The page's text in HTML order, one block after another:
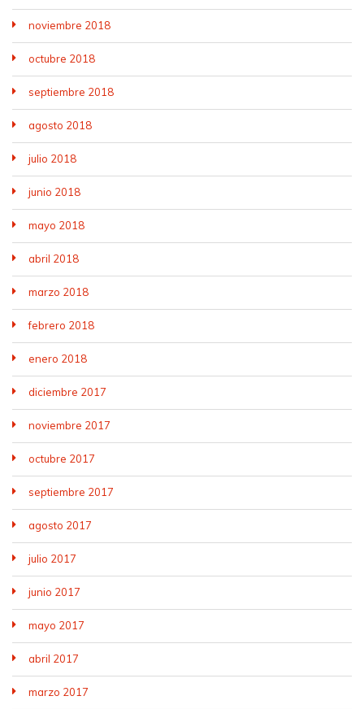
noviembre 2018
octubre 2018
septiembre 2018
agosto 2018
julio 2018
junio 2018
mayo 2018
abril 2018
marzo 2018
febrero 2018
enero 2018
diciembre 2017
noviembre 2017
octubre 2017
septiembre 2017
agosto 2017
julio 2017
junio 2017
mayo 2017
abril 2017
marzo 2017